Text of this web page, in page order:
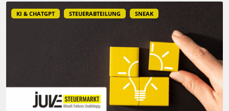
KI & CHATGPT STEUERABTEILUNG SNEAK